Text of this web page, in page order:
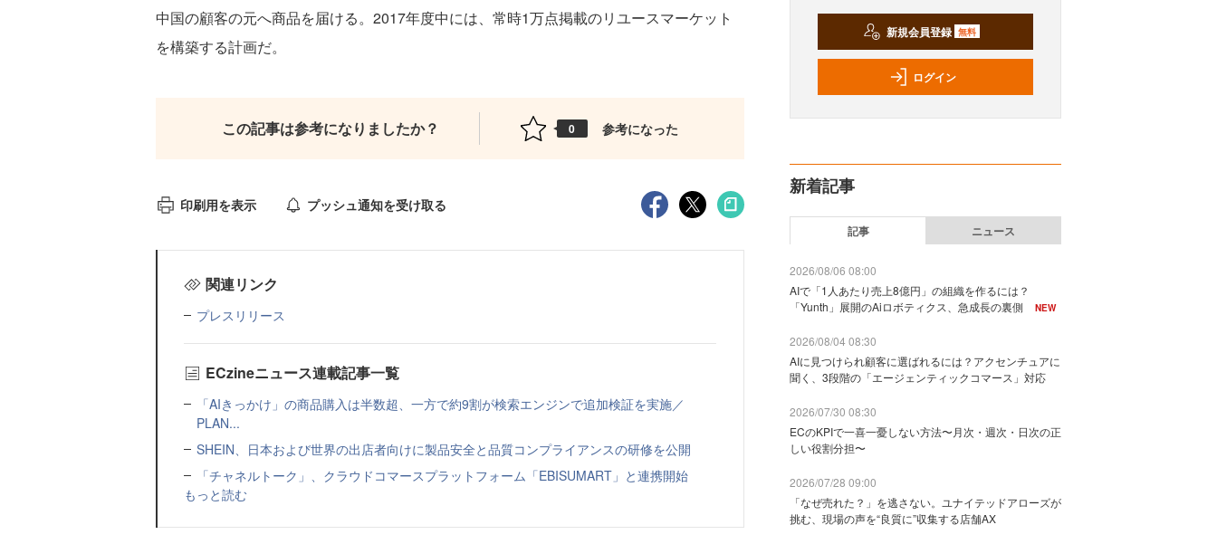
中国の顧客の元へ商品を届ける。2017年度中には、常時1万点掲載のリユースマーケット
を構築する計画だ。
この記事は参考になりましたか？ 0 参考になった
印刷用を表示 プッシュ通知を受け取る
関連リンク
プレスリリース
ECzineニュース連載記事一覧
「AIきっかけ」の商品購入は半数超、一方で約9割が検索エンジンで追加検証を実施／
PLAN...
SHEIN、日本および世界の出店者向けに製品安全と品質コンプライアンスの研修を公開
「チャネルトーク」、クラウドコマースプラットフォーム「EBISUMART」と連携開始
もっと読む
新規会員登録 無料
ログイン
新着記事
記事 ニュース
2026/08/06 08:00
AIで「1人あたり売上8億円」の組織を作るには？
「Yunth」展開のAiロボティクス、急成長の裏側
NEW
2026/08/04 08:30
AIに見つけられ顧客に選ばれるには？アクセンチュアに
聞く、3段階の「エージェンティックコマース」対応
2026/07/30 08:30
ECのKPIで一喜一憂しない方法〜月次・週次・日次の正
しい役割分担〜
2026/07/28 09:00
「なぜ売れた？」を逃さない。ユナイテッドアローズが
挑む、現場の声を“良質に”収集する店舗AX